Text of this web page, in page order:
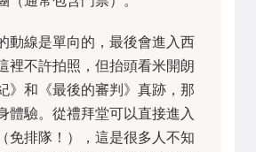
動線是單向的，最後會進入西
裡不許拍照，但抬頭看米開朗
》和《最後的審判》真跡，那
體驗。從禮拜堂可以直接進入
免排隊！），這是很多人不知